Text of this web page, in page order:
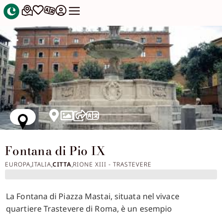
Fontana di Pio IX
EUROPA,ITALIA,CITTA,RIONE XIII - TRASTEVERE
La Fontana di Piazza Mastai, situata nel vivace
quartiere Trastevere di Roma, è un esempio